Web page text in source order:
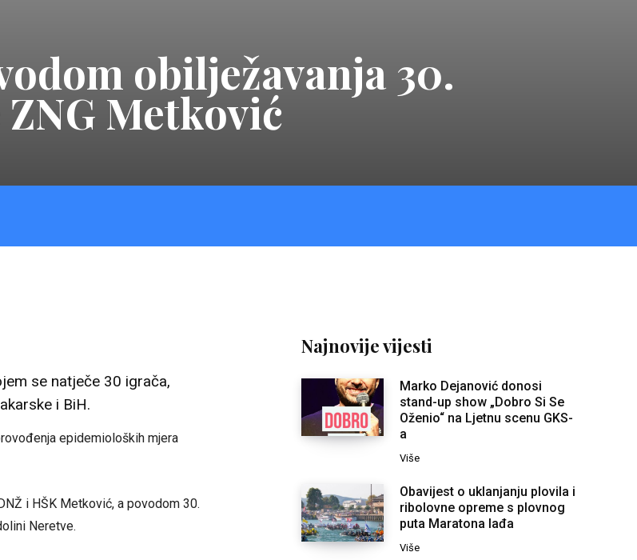
obilježavanja 30.
Metković
se natječe 30 igrača,
i BiH.
epidemioloških mjera
i HŠK Metković, a povodom 30.
Neretve.
Najnovije vijesti
Marko Dejanović donosi
stand-up show „Dobro Si Se
Oženio“ na Ljetnu scenu GKS-
a
Više
Obavijest o uklanjanju plovila i
ribolovne opreme s plovnog
puta Maratona lađa
Više